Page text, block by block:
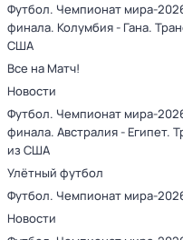
Футбол. Чемпионат мира-
финала. Колумбия - Гана.
США
Все на Матч!
Новости
Футбол. Чемпионат мира-
финала. Австралия - Египет.
из США
Улётный футбол
Футбол. Чемпионат мира-
Новости